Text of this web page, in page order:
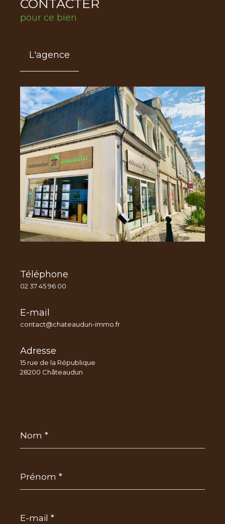
CONTACTER
pour ce bien
L'agence
Téléphone
02 37 45 96 00
E-mail
contact@chateaudun-immo.fr
Adresse
15 rue de la République
28200 Châteaudun
*
*
mail
*